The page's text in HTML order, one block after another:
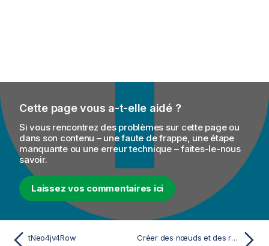
Cette page vous a-t-elle aidé ?
Si vous rencontrez des problèmes sur cette page ou
dans son contenu – une faute de frappe, une étape
manquante ou une erreur technique – faites-le-nous
savoir.
Laissez vos commentaires ici
tNeo4jv4Row Créer des nœuds et des relations de nœuds à partir de listes